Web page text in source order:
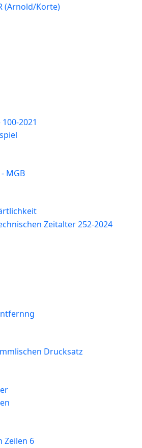
(Arnold/Korte)
2021
MGB
Zeitalter 252-2024
Drucksatz
Zeilen 6